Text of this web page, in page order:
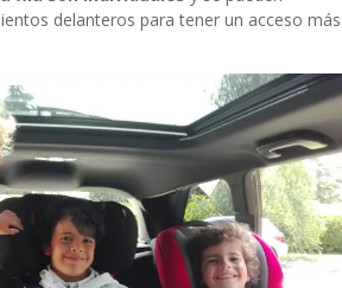
delanteros para tener un acceso más